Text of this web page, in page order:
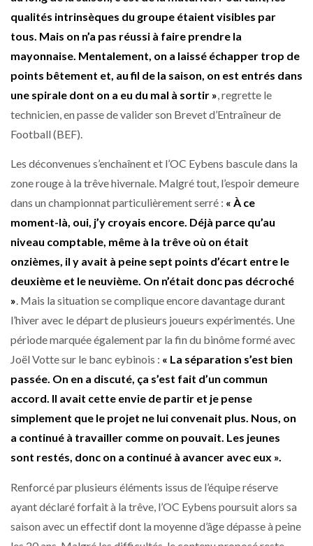
qualités intrinsèques du groupe étaient visibles par
tous. Mais on n’a pas réussi à faire prendre la
mayonnaise. Mentalement, on a laissé échapper trop de
points bêtement et, au fil de la saison, on est entrés dans
une spirale dont on a eu du mal à sortir », regrette le
technicien, en passe de valider son Brevet d’Entraîneur de
Football (BEF).
Les déconvenues s’enchaînent et l’OC Eybens bascule dans la
zone rouge à la trêve hivernale. Malgré tout, l’espoir demeure
dans un championnat particulièrement serré : « À ce
moment-là, oui, j’y croyais encore. Déjà parce qu’au
niveau comptable, même à la trêve où on était
onzièmes, il y avait à peine sept points d’écart entre le
deuxième et le neuvième. On n’était donc pas décroché
». Mais la situation se complique encore davantage durant
l’hiver avec le départ de plusieurs joueurs expérimentés. Une
période marquée également par la fin du binôme formé avec
Joël Votte sur le banc eybinois : « La séparation s’est bien
passée. On en a discuté, ça s’est fait d’un commun
accord. Il avait cette envie de partir et je pense
simplement que le projet ne lui convenait plus. Nous, on
a continué à travailler comme on pouvait. Les jeunes
sont restés, donc on a continué à avancer avec eux ».
Renforcé par plusieurs éléments issus de l’équipe réserve
ayant déclaré forfait à la trêve, l’OC Eybens poursuit alors sa
saison avec un effectif dont la moyenne d’âge dépasse à peine